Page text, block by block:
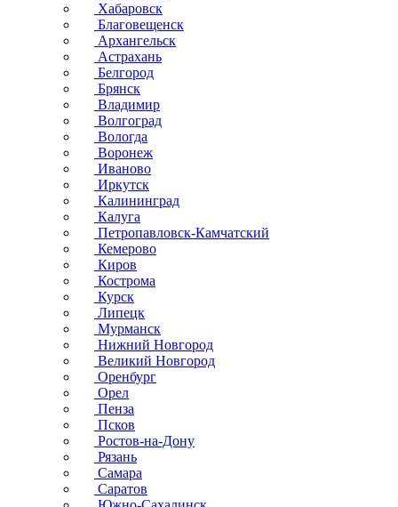
Хабаровск
Благовещенск
Архангельск
Астрахань
Белгород
Брянск
Владимир
Волгоград
Вологда
Воронеж
Иваново
Иркутск
Калининград
Калуга
Петропавловск-Камчатский
Кемерово
Киров
Кострома
Курск
Липецк
Мурманск
Нижний Новгород
Великий Новгород
Оренбург
Орел
Пенза
Псков
Ростов-на-Дону
Рязань
Самара
Саратов